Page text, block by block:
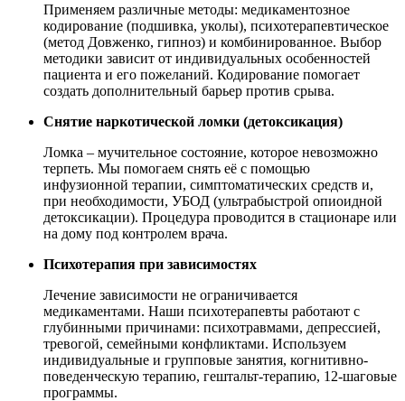
Применяем различные методы: медикаментозное
кодирование (подшивка, уколы), психотерапевтическое
(метод Довженко, гипноз) и комбинированное. Выбор
методики зависит от индивидуальных особенностей
пациента и его пожеланий. Кодирование помогает
создать дополнительный барьер против срыва.
Снятие наркотической ломки (детоксикация)
Ломка – мучительное состояние, которое невозможно
терпеть. Мы помогаем снять её с помощью
инфузионной терапии, симптоматических средств и,
при необходимости, УБОД (ультрабыстрой опиоидной
детоксикации). Процедура проводится в стационаре или
на дому под контролем врача.
Психотерапия при зависимостях
Лечение зависимости не ограничивается
медикаментами. Наши психотерапевты работают с
глубинными причинами: психотравмами, депрессией,
тревогой, семейными конфликтами. Используем
индивидуальные и групповые занятия, когнитивно-
поведенческую терапию, гештальт-терапию, 12-шаговые
программы.